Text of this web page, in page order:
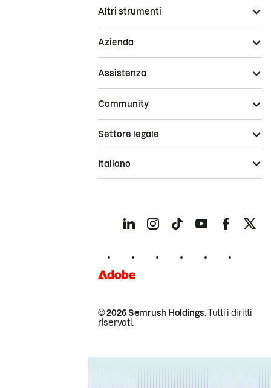
Altri strumenti
Azienda
Assistenza
Community
© 2026 Semrush Holdings.Tutti i diritti
riservati.
Settore legale
Italiano